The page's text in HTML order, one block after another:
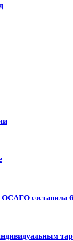
ОСАГО составила
индивидуальным